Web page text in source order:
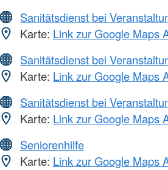
Sanitätsdienst bei
Karte: Link zur Google Maps
Sanitätsdienst bei
Karte: Link zur Google Maps
Sanitätsdienst bei
Karte: Link zur Google Maps
Seniorenhilfe
Karte: Link zur Google Maps